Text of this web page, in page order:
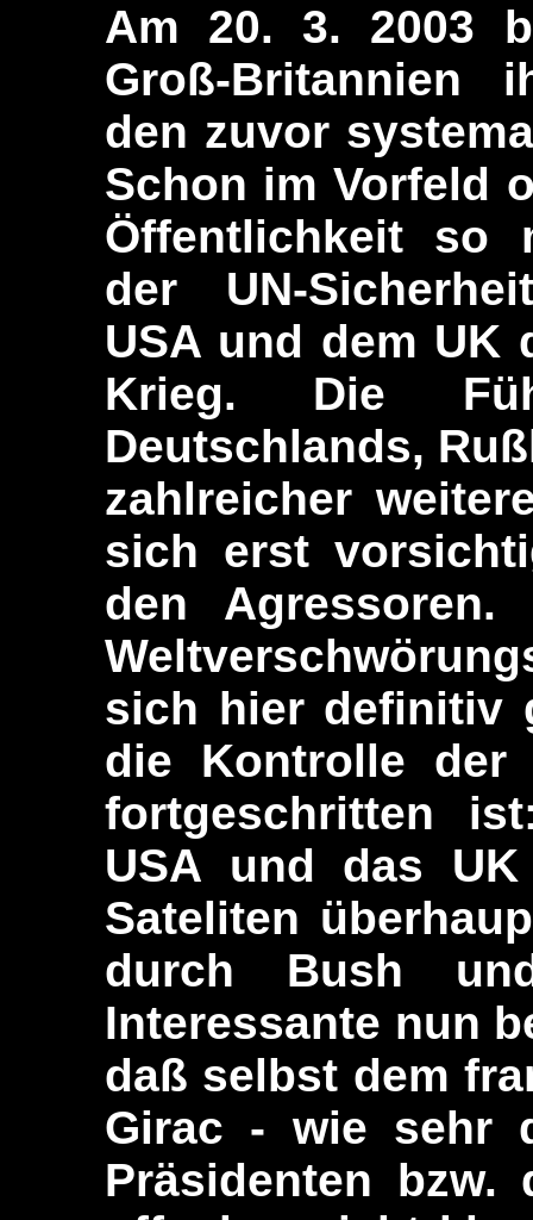
Am 20. 3. 2003
Groß-Britannien
den zuvor
Schon im Vorfeld
Öffentlichkeit so
der UN-
USA und dem UK
Krieg. Die
Deutschlands,
zahlreicher
sich erst
den
sich hier definitiv
die Kontrolle der
fortgeschritten
USA und das
Sateliten
durch Bush
Interessante nun
daß selbst dem
Girac - wie sehr
Präsidenten bzw.